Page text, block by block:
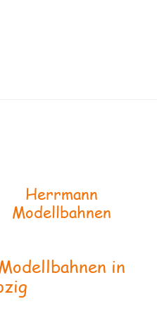
Herrmann
Modellbahnen
in